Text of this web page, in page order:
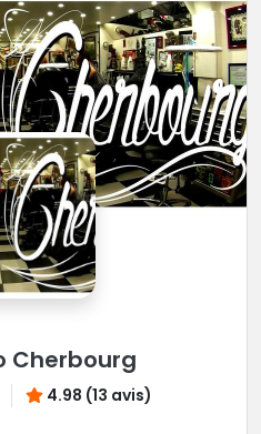
Cherbourg
4.98 (13 avis)